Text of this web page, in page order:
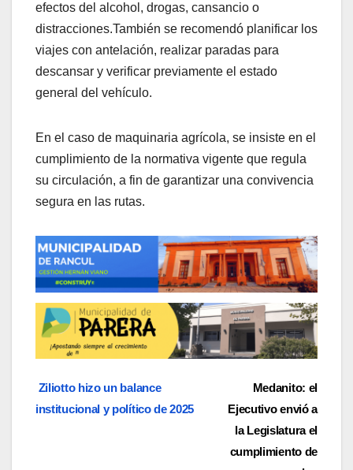
efectos del alcohol, drogas, cansancio o
distracciones.También se recomendó planificar los
viajes con antelación, realizar paradas para
descansar y verificar previamente el estado
general del vehículo.
En el caso de maquinaria agrícola, se insiste en el
cumplimiento de la normativa vigente que regula
su circulación, a fin de garantizar una convivencia
segura en las rutas.
Navegación
Medanito: el
Ejecutivo envió a
la Legislatura el
cumplimiento de
Ziliotto hizo un balance
institucional y político de 2025